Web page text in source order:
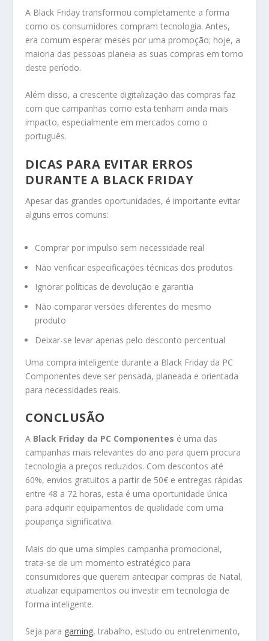
A Black Friday transformou completamente a forma
como os consumidores compram tecnologia. Antes,
era comum esperar meses por uma promoção; hoje, a
maioria das pessoas planeia as suas compras em torno
deste período.
Além disso, a crescente digitalização das compras faz
com que campanhas como esta tenham ainda mais
impacto, especialmente em mercados como o
português.
DICAS PARA EVITAR ERROS
DURANTE A BLACK FRIDAY
Apesar das grandes oportunidades, é importante evitar
alguns erros comuns:
Comprar por impulso sem necessidade real
Não verificar especificações técnicas dos produtos
Ignorar políticas de devolução e garantia
Não comparar versões diferentes do mesmo
produto
Deixar-se levar apenas pelo desconto percentual
Uma compra inteligente durante a Black Friday da PC
Componentes deve ser pensada, planeada e orientada
para necessidades reais.
CONCLUSÃO
A Black Friday da PC Componentes é uma das
campanhas mais relevantes do ano para quem procura
tecnologia a preços reduzidos. Com descontos até
60%, envios gratuitos a partir de 50€ e entregas rápidas
entre 48 a 72 horas, esta é uma oportunidade única
para adquirir equipamentos de qualidade com uma
poupança significativa.
Mais do que uma simples campanha promocional,
trata-se de um momento estratégico para
consumidores que querem antecipar compras de Natal,
atualizar equipamentos ou investir em tecnologia de
forma inteligente.
Seja para gaming, trabalho, estudo ou entretenimento,